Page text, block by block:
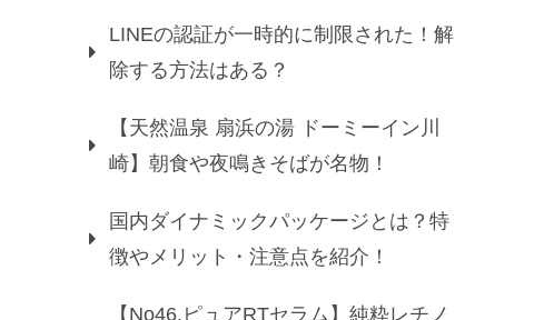
LINEの認証が一時的に制限された！解
除する方法はある？
【天然温泉 扇浜の湯 ドーミーイン川
崎】朝食や夜鳴きそばが名物！
国内ダイナミックパッケージとは？特
徴やメリット・注意点を紹介！
【No46.ピュアRTセラム】純粋レチノ